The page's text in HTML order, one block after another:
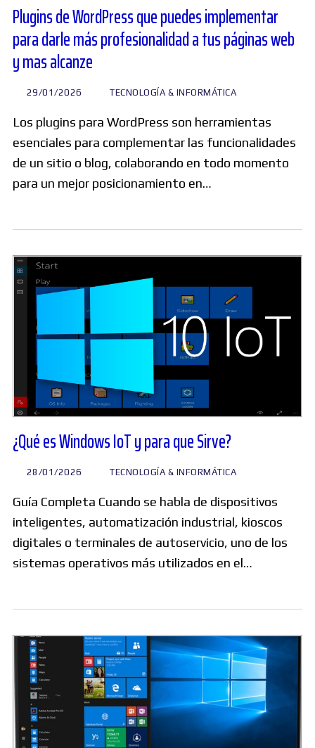
Plugins de WordPress que puedes implementar
para darle más profesionalidad a tus páginas web
y mas alcanze
29/01/2026 TECNOLOGÍA & INFORMÁTICA
Los plugins para WordPress son herramientas
esenciales para complementar las funcionalidades
de un sitio o blog, colaborando en todo momento
para un mejor posicionamiento en…
¿Qué es Windows IoT y para que Sirve?
28/01/2026 TECNOLOGÍA & INFORMÁTICA
Guía Completa Cuando se habla de dispositivos
inteligentes, automatización industrial, kioscos
digitales o terminales de autoservicio, uno de los
sistemas operativos más utilizados en el…